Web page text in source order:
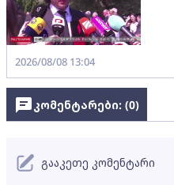
2026/08/08 13:04
კომენტარები: (0)
გააკეთე კომენტარი